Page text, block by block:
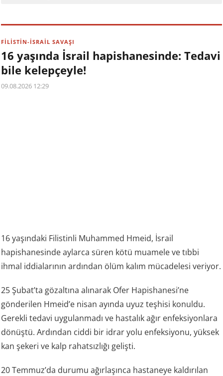
FİLİSTİN-İSRAİL SAVAŞI
16 yaşında İsrail hapishanesinde: Tedavi
bile kelepçeyle!
09.08.2026 12:29
16 yaşındaki Filistinli Muhammed Hmeid, İsrail
hapishanesinde aylarca süren kötü muamele ve tıbbi
ihmal iddialarının ardından ölüm kalım mücadelesi veriyor.
25 Şubat’ta gözaltına alınarak Ofer Hapishanesi’ne
gönderilen Hmeid’e nisan ayında uyuz teşhisi konuldu.
Gerekli tedavi uygulanmadı ve hastalık ağır enfeksiyonlara
dönüştü. Ardından ciddi bir idrar yolu enfeksiyonu, yüksek
kan şekeri ve kalp rahatsızlığı gelişti.
20 Temmuz’da durumu ağırlaşınca hastaneye kaldırılan